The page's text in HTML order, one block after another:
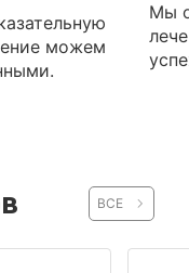
можем
Мы
ВСЕ